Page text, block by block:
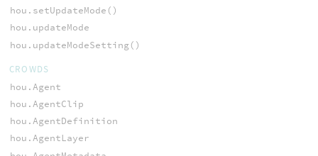
hou.setUpdateMode()
hou.updateMode
hou.updateModeSetting()
CROWDS
hou.Agent
hou.AgentClip
hou.AgentDefinition
hou.AgentLayer